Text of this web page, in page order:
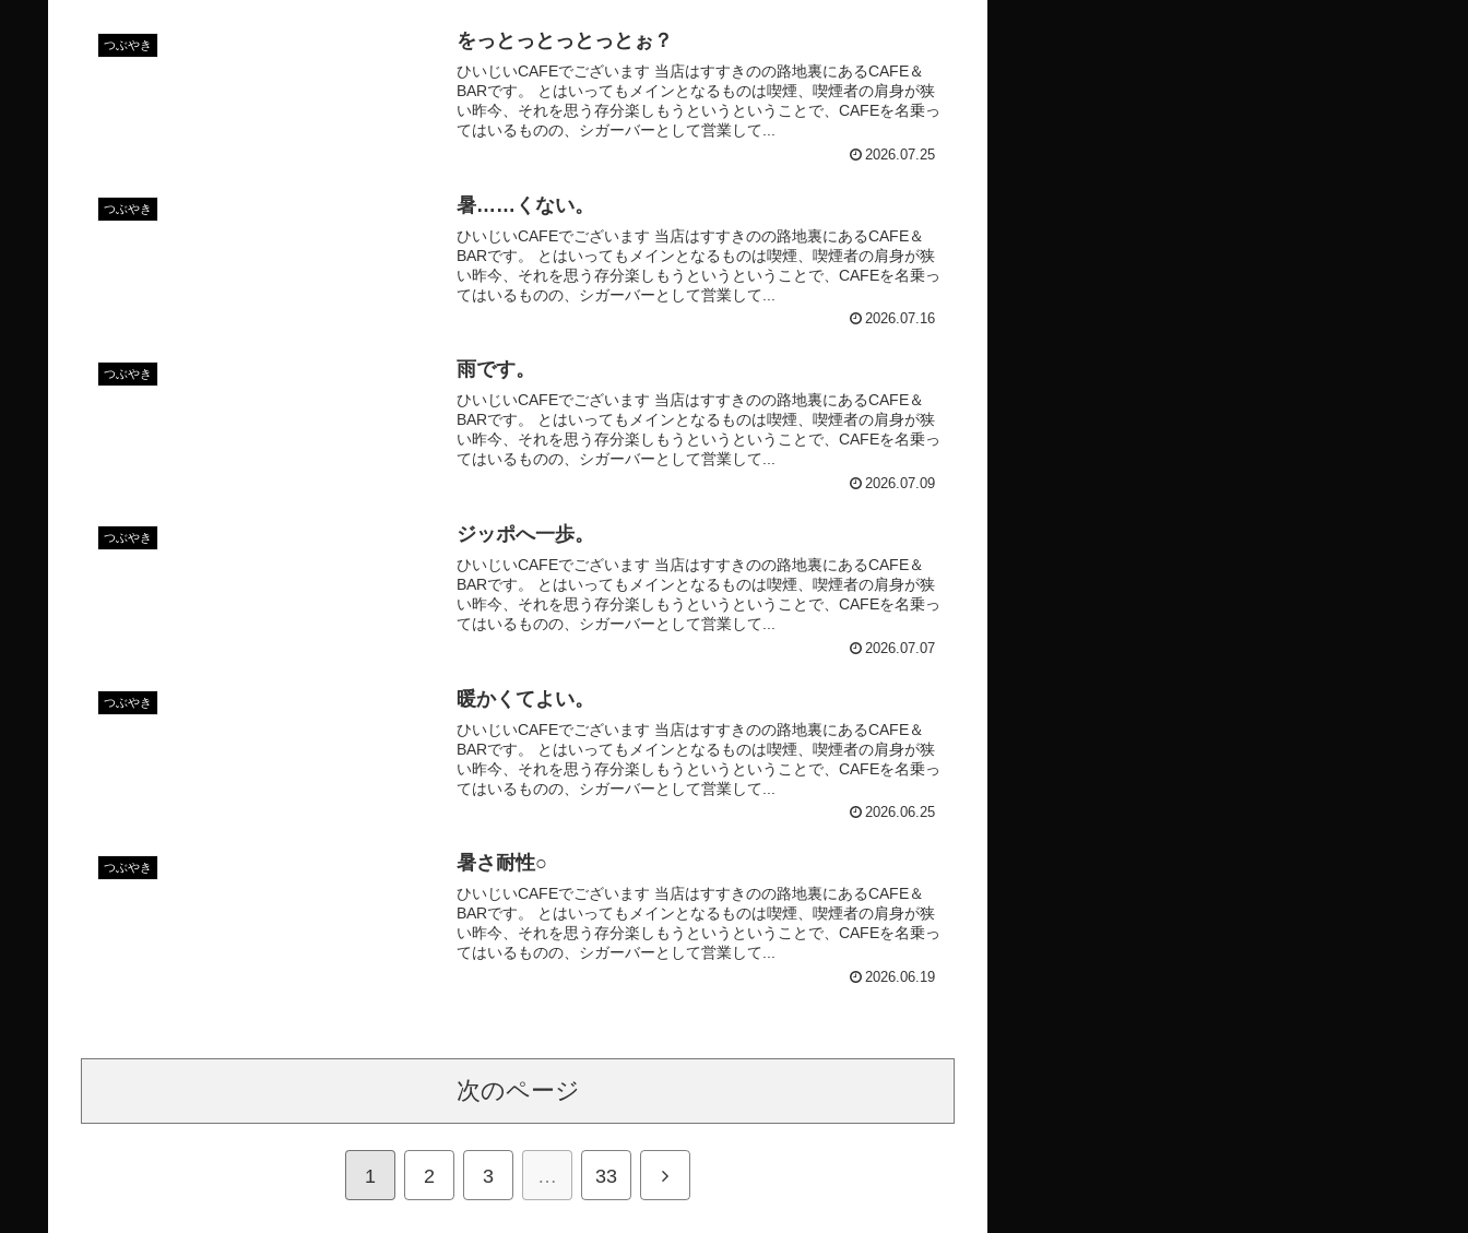
つぶやき をっとっとっとっとぉ？
ひいじいCAFEでございます 当店はすすきのの路地裏にあるCAFE＆
BARです。 とはいってもメインとなるものは喫煙、喫煙者の肩身が狭
い昨今、それを思う存分楽しもうというということで、CAFEを名乗っ
てはいるものの、シガーバーとして営業して...
2026.07.25
つぶやき 暑……くない。
ひいじいCAFEでございます 当店はすすきのの路地裏にあるCAFE＆
BARです。 とはいってもメインとなるものは喫煙、喫煙者の肩身が狭
い昨今、それを思う存分楽しもうというということで、CAFEを名乗っ
てはいるものの、シガーバーとして営業して...
2026.07.16
つぶやき 雨です。
ひいじいCAFEでございます 当店はすすきのの路地裏にあるCAFE＆
BARです。 とはいってもメインとなるものは喫煙、喫煙者の肩身が狭
い昨今、それを思う存分楽しもうというということで、CAFEを名乗っ
てはいるものの、シガーバーとして営業して...
2026.07.09
つぶやき ジッポへ一歩。
ひいじいCAFEでございます 当店はすすきのの路地裏にあるCAFE＆
BARです。 とはいってもメインとなるものは喫煙、喫煙者の肩身が狭
い昨今、それを思う存分楽しもうというということで、CAFEを名乗っ
てはいるものの、シガーバーとして営業して...
2026.07.07
つぶやき 暖かくてよい。
ひいじいCAFEでございます 当店はすすきのの路地裏にあるCAFE＆
BARです。 とはいってもメインとなるものは喫煙、喫煙者の肩身が狭
い昨今、それを思う存分楽しもうというということで、CAFEを名乗っ
てはいるものの、シガーバーとして営業して...
2026.06.25
つぶやき 暑さ耐性○
ひいじいCAFEでございます 当店はすすきのの路地裏にあるCAFE＆
BARです。 とはいってもメインとなるものは喫煙、喫煙者の肩身が狭
い昨今、それを思う存分楽しもうというということで、CAFEを名乗っ
てはいるものの、シガーバーとして営業して...
2026.06.19
次のページ
1 2 3 … 33 次